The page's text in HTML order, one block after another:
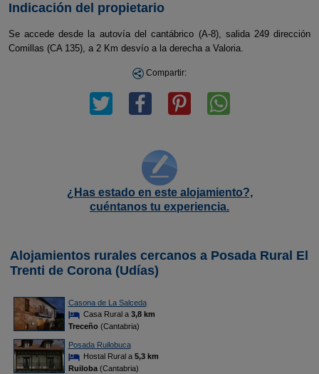
Indicación del propietario
Se accede desde la autovía del cantábrico (A-8), salida 249 dirección
Comillas (CA 135), a 2 Km desvío a la derecha a Valoria.
Compartir:
¿Has estado en este alojamiento?,
cuéntanos tu experiencia.
Alojamientos rurales cercanos a Posada Rural El
Trenti de Corona (Udías)
Casona de La Salceda
Casa Rural a 3,8 km
Treceño(Cantabria)
Posada Ruilobuca
Hostal Rural a 5,3 km
Ruiloba(Cantabria)